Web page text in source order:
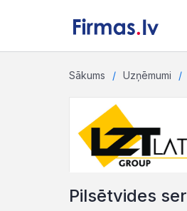
Sākums Uzņēmumi
Pilsētvides